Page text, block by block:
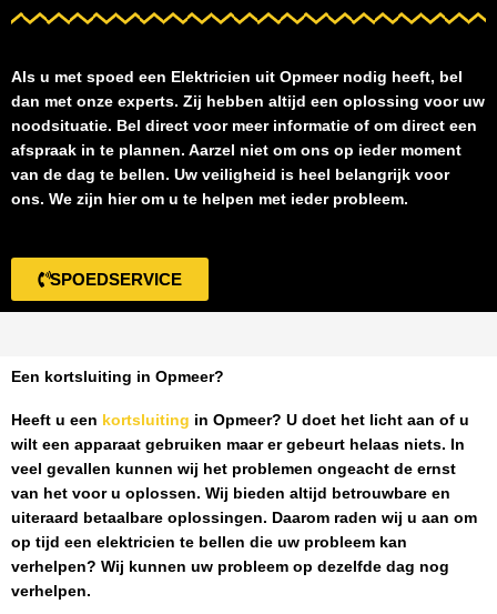
Als u met spoed een Elektricien uit Opmeer nodig heeft, bel
dan met onze experts. Zij hebben altijd een oplossing voor uw
noodsituatie. Bel direct voor meer informatie of om direct een
afspraak in te plannen. Aarzel niet om ons op ieder moment
van de dag te bellen. Uw veiligheid is heel belangrijk voor
ons. We zijn hier om u te helpen met ieder probleem.
SPOEDSERVICE
Een kortsluiting in Opmeer?
Heeft u een kortsluiting in Opmeer? U doet het licht aan of u
wilt een apparaat gebruiken maar er gebeurt helaas niets. In
veel gevallen kunnen wij het problemen ongeacht de ernst
van het voor u oplossen. Wij bieden altijd betrouwbare en
uiteraard betaalbare oplossingen. Daarom raden wij u aan om
op tijd een elektricien te bellen die uw probleem kan
verhelpen? Wij kunnen uw probleem op dezelfde dag nog
verhelpen.